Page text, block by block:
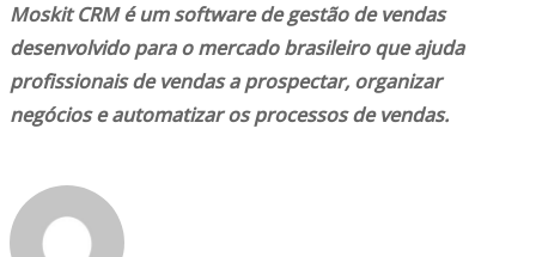
Moskit CRM é um software de gestão de vendas
desenvolvido para o mercado brasileiro que ajuda
profissionais de vendas a prospectar, organizar
negócios e automatizar os processos de vendas.